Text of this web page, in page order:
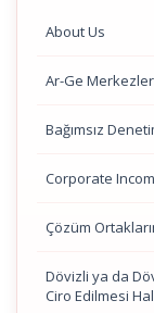
About Us
Ar-Ge
Bağımsız
Corporate
Çözüm
Dövizli ya da
Ciro Edilmesi